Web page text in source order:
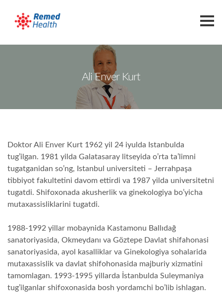
Bepushtlikni Davolash
Embrion Ehsoni
Shifokorlar
Blog
Savollar?
Ali Enver Kurt
Doktor Ali Enver Kurt 1962 yil 24 iyulda Istanbulda
tug’ilgan. 1981 yilda Galatasaray litseyida o’rta ta’limni
tugatganidan so’ng, Istanbul universiteti – Jerrahpaşa
tibbiyot fakultetini davom ettirdi va 1987 yilda universitetni
tugatdi. Shifoxonada akusherlik va ginekologiya bo’yicha
mutaxassisliklarini tugatdi.
1988-1992 yillar mobaynida Kastamonu Ballıdağ
sanatoriyasida, Okmeydanı va Göztepe Davlat shifahonasi
sanatoriyasida, ayol kasalliklar va Ginekologiya sohalarida
mutaxassislik va davlat shifohonasida majburiy xizmatini
tamomlagan. 1993-1995 yillarda İstanbulda Suleymaniya
tug’ilganlar shifoxonasida bosh yordamchi bo’lib ishlagan.